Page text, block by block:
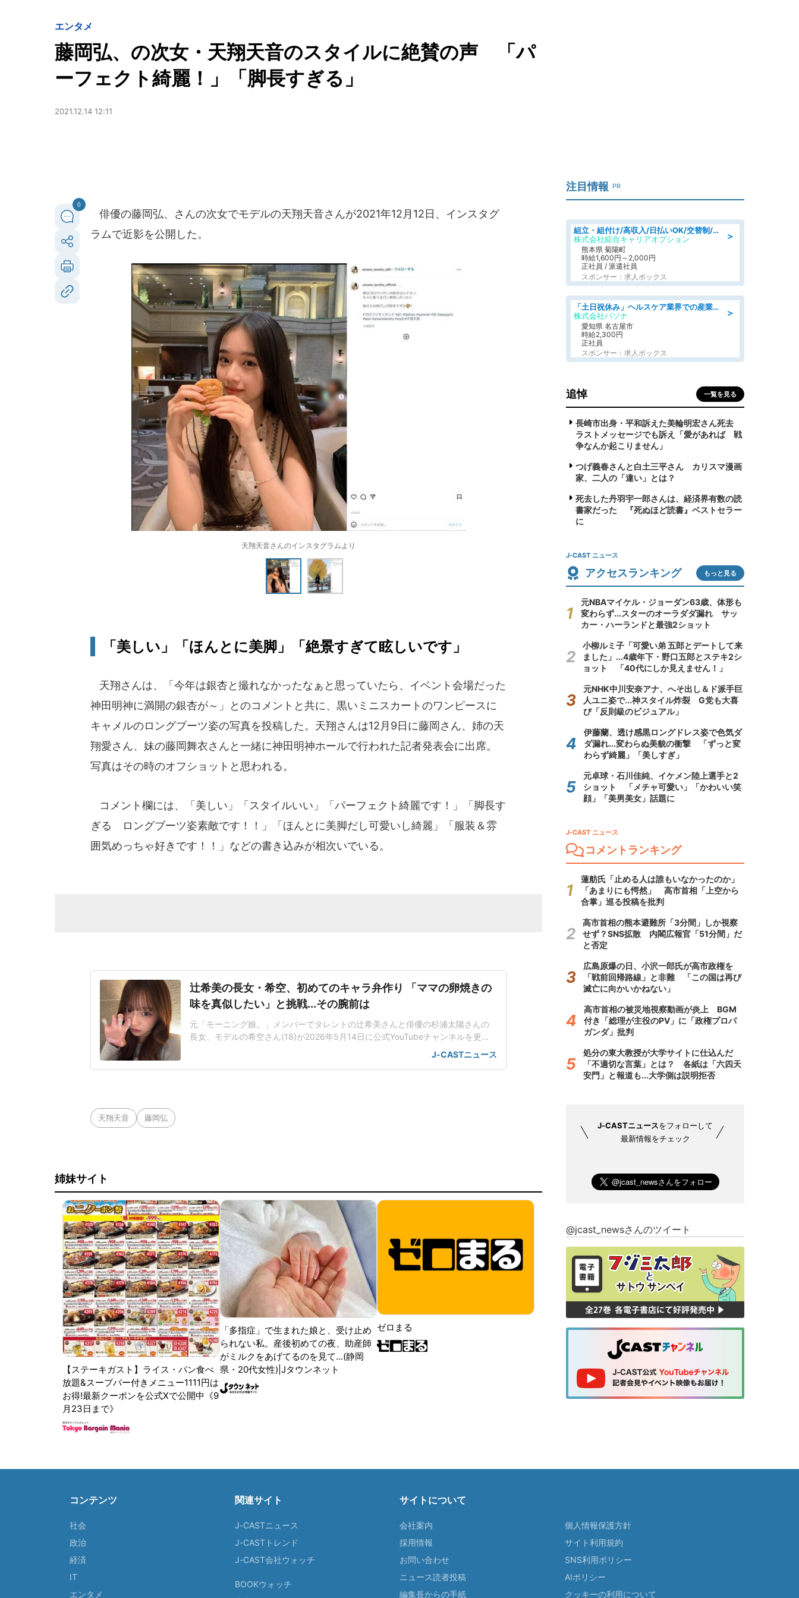
エンタメ
藤岡弘、の次女・天翔天音のスタイルに絶賛の声 「パ
ーフェクト綺麗！」「脚長すぎる」
2021.12.14 12:11
0
俳優の藤岡弘、さんの次女でモデルの天翔天音さんが2021年12月12日、インスタグ
ラムで近影を公開した。
天翔天音さんのインスタグラムより
「美しい」「ほんとに美脚」「絶景すぎて眩しいです」
天翔さんは、「今年は銀杏と撮れなかったなぁと思っていたら、イベント会場だった
神田明神に満開の銀杏が～」とのコメントと共に、黒いミニスカートのワンピースに
キャメルのロングブーツ姿の写真を投稿した。天翔さんは12月9日に藤岡さん、姉の天
翔愛さん、妹の藤岡舞衣さんと一緒に神田明神ホールで行われた記者発表会に出席。
写真はその時のオフショットと思われる。
コメント欄には、「美しい」「スタイルいい」「パーフェクト綺麗です！」「脚長す
ぎる ロングブーツ姿素敵です！！」「ほんとに美脚だし可愛いし綺麗」「服装＆雰
囲気めっちゃ好きです！！」などの書き込みが相次いでいる。
辻希美の長女・希空、初めてのキャラ弁作り 「ママの卵焼きの
味を真似したい」と挑戦...その腕前は
元「モーニング娘。」メンバーでタレントの辻希美さんと俳優の杉浦太陽さんの
長女、モデルの希空さん(18)が2026年5月14日に公式YouTubeチャンネルを更
新。キャラ弁作りをする様子をアップした。初めてながら難易度の高いものに挑
戦お菓子作りが趣味の希空さんだが、お弁当を作るのは初めて。今回は、最近ハ
J-CASTニュース
天翔天音 藤岡弘
姉妹サイト
【ステーキガスト】ライス・パン食べ
放題&スープバー付きメニュー1111円は
お得!最新クーポンを公式Xで公開中《9
月23日まで》
「多指症」で生まれた娘と、受け止め
られない私。産後初めての夜、助産師
がミルクをあげてるのを見て...(静岡
県・20代女性)|Jタウンネット
ゼロまる
注目情報 PR
＞
組立・組付け/高収入/日払いOK/交替制/20・30・40代活躍中/製造 工場
株式会社綜合キャリアオプション
熊本県 菊陽町
時給1,600円～2,000円
正社員 / 派遣社員
スポンサー：求人ボックス
＞
「土日祝休み」ヘルスケア業界での産業保健師業務/看護師/高時給/未経験OK/要資格:正看護師
株式会社パソナ
愛知県 名古屋市
時給2,300円
正社員
スポンサー：求人ボックス
追悼 一覧を見る
長崎市出身・平和訴えた美輪明宏さん死去
ラストメッセージでも訴え「愛があれば 戦
争なんか起こりません」
つげ義春さんと白土三平さん カリスマ漫画
家、二人の「違い」とは？
死去した丹羽宇一郎さんは、経済界有数の読
書家だった 『死ぬほど読書』ベストセラー
に
J-CAST ニュース
アクセスランキング もっと見る
元NBAマイケル・ジョーダン63歳、体形も
変わらず...スターのオーラダダ漏れ サッ
カー・ハーランドと最強2ショット
小柳ルミ子「可愛い弟 五郎とデートして来
ました」...4歳年下・野口五郎とステキ2シ
ョット 「40代にしか見えません！」
元NHK中川安奈アナ、へそ出し＆ド派手巨
人ユニ姿で...神スタイル炸裂 G党も大喜
び「反則級のビジュアル」
伊藤蘭、透け感黒ロングドレス姿で色気ダ
ダ漏れ...変わらぬ美貌の衝撃 「ずっと変
わらず綺麗」「美しすぎ」
元卓球・石川佳純、イケメン陸上選手と2
ショット 「メチャ可愛い」「かわいい笑
顔」「美男美女」話題に
J-CAST ニュース
コメントランキング
蓮舫氏「止める人は誰もいなかったのか」
「あまりにも愕然」 高市首相「上空から
合掌」巡る投稿を批判
高市首相の熊本避難所「3分間」しか視察
せず？SNS拡散 内閣広報官「51分間」だ
と否定
広島原爆の日、小沢一郎氏が高市政権を
「戦前回帰路線」と非難 「この国は再び
滅亡に向かいかねない」
高市首相の被災地視察動画が炎上 BGM
付き「総理が主役のPV」に「政権プロパ
ガンダ」批判
処分の東大教授が大学サイトに仕込んだ
「不適切な言葉」とは？ 各紙は「六四天
安門」と報道も...大学側は説明拒否
J-CASTニュースをフォローして
最新情報をチェック
@jcast_newsさんのツイート
コンテンツ
社会
政治
経済
IT
エンタメ
関連サイト
J-CASTニュース
J-CASTトレンド
J-CAST会社ウォッチ
BOOKウォッチ
サイトについて
会社案内
採用情報
お問い合わせ
ニュース読者投稿
編集長からの手紙
個人情報保護方針
サイト利用規約
SNS利用ポリシー
AIポリシー
クッキーの利用について